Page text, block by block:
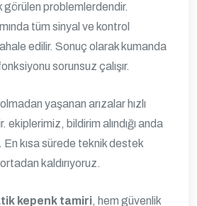
görülen problemlerdendir.
tüm sinyal ve kontrol
edilir. Sonuç olarak kumanda
sorunsuz çalışır.
yaşanan arızalar hızlı
bildirim alındığı anda
En kısa sürede teknik destek
kaldırıyoruz.
kepenk tamiri, hem güvenlik